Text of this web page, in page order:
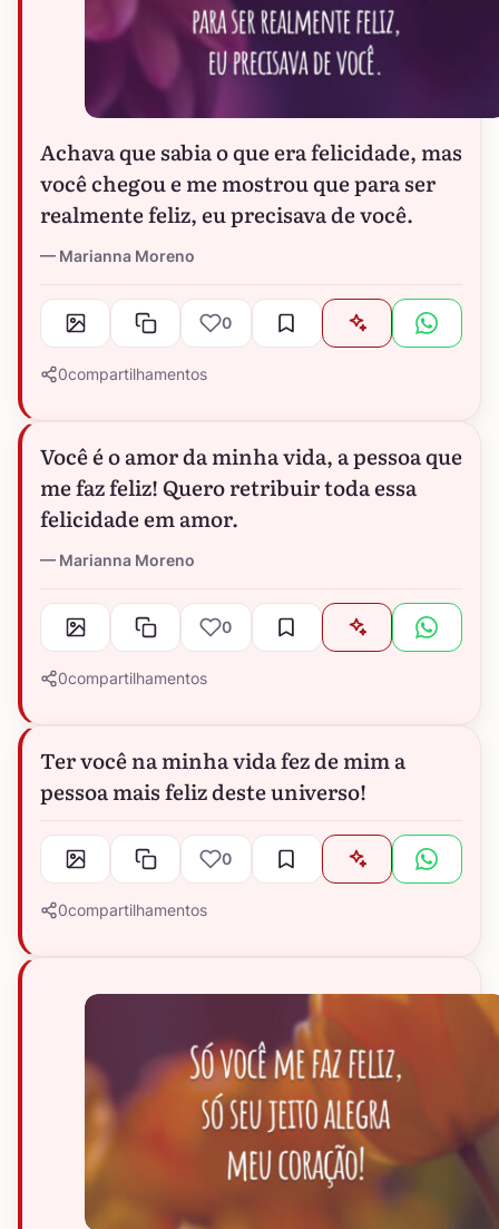
Achava que sabia o que era felicidade, mas
você chegou e me mostrou que para ser
realmente feliz, eu precisava de você.
Marianna Moreno
0
0compartilhamentos
Você é o amor da minha vida, a pessoa que
me faz feliz! Quero retribuir toda essa
felicidade em amor.
Marianna Moreno
0
0compartilhamentos
Ter você na minha vida fez de mim a
pessoa mais feliz deste universo!
0
0compartilhamentos